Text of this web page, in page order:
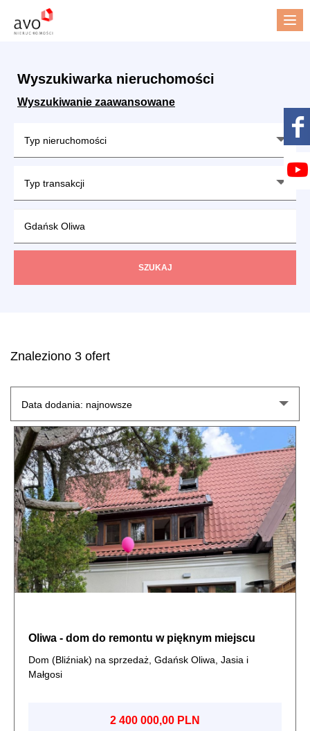
Wyszukiwarka nieruchomości
Wyszukiwanie zaawansowane
Typ nieruchomości
Typ transakcji
Znaleziono 3 ofert
Data dodania: najnowsze
Oliwa - dom do remontu w pięknym miejscu
Dom (Bliźniak) na sprzedaż, Gdańsk Oliwa, Jasia i
Małgosi
2 400 000,00 PLN